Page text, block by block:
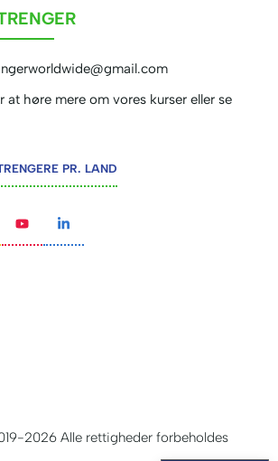
at høre mere om vores kurser eller se
PR. LAND
2026 Alle rettigheder forbeholdes